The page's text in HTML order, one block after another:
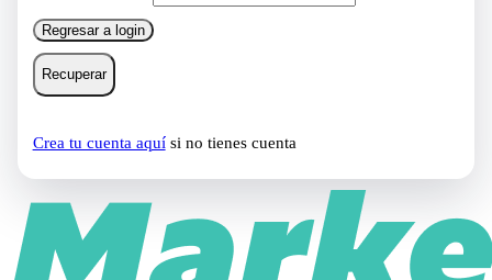
Regresar a login
Recuperar
Crea tu cuenta aquísi no tienes cuenta